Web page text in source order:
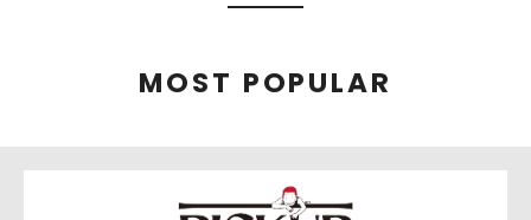
MOST POPULAR